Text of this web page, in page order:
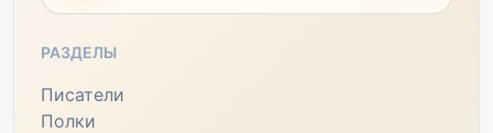
РАЗДЕЛЫ
Писатели
Полки